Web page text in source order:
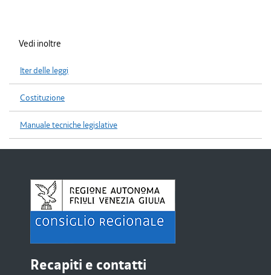
Vedi inoltre
Iter delle leggi
Costituzione
Manuale tecniche legislative
Recapiti e contatti